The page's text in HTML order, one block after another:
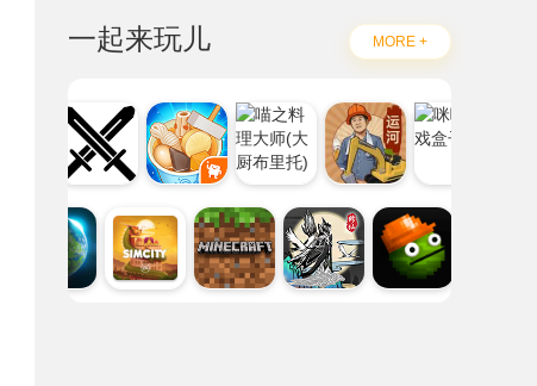
一起来玩儿 MORE +